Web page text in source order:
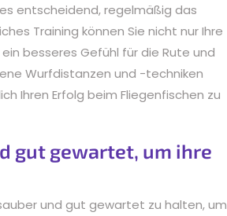
entscheidend, regelmäßig das
Training können Sie nicht nur Ihre
besseres Gefühl für die Rute und
Wurfdistanzen und -techniken
Ihren Erfolg beim Fliegenfischen zu
gut gewartet, um ihre
und gut gewartet zu halten, um